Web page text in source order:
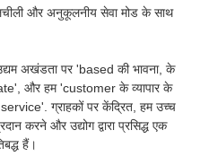
और अनुकूलनीय सेवा मोड के साथ
अखंडता पर 'based की भावना, के
और हम 'customer के व्यापार के
ग्राहकों पर केंद्रित, हम उच्च
करने और उद्योग द्वारा प्रसिद्ध एक
हैं।